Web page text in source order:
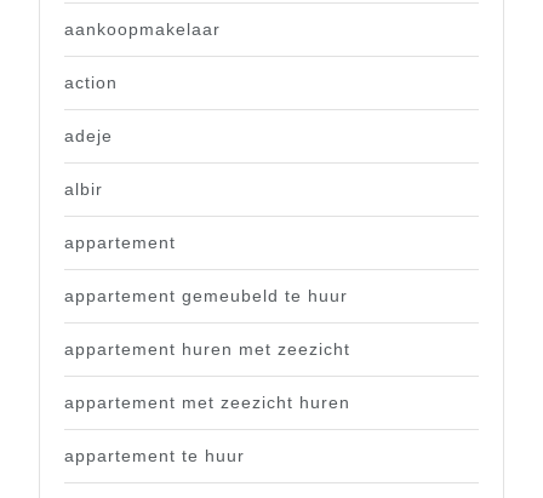
aankoopmakelaar
action
adeje
albir
appartement
appartement gemeubeld te huur
appartement huren met zeezicht
appartement met zeezicht huren
appartement te huur